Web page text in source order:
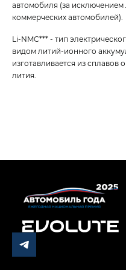
автомобиля (за исключением
коммерческих автомобилей).
Li-NMC*** - тип
видом литий-ионного
изготавливается из сплавов
лития.